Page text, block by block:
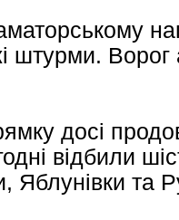
штурми. Ворог
досі
відбили
Яблунівки та